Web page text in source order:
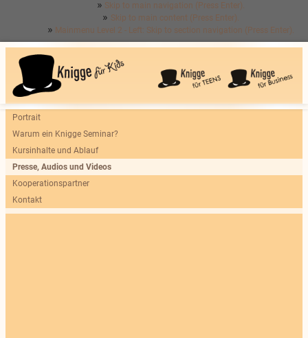
Skip to main navigation (Press Enter).
Skip to main content (Press Enter).
Mainmenu Level 2 - Left: Skip to section navigation (Press Enter).
Portrait
Warum ein Knigge Seminar?
Kursinhalte und Ablauf
Presse, Audios und Videos
Kooperationspartner
Kontakt